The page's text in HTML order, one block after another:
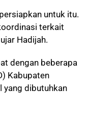
untuk itu.
terkait
Hadijah.
dengan beberapa
Kabupaten
yang dibutuhkan